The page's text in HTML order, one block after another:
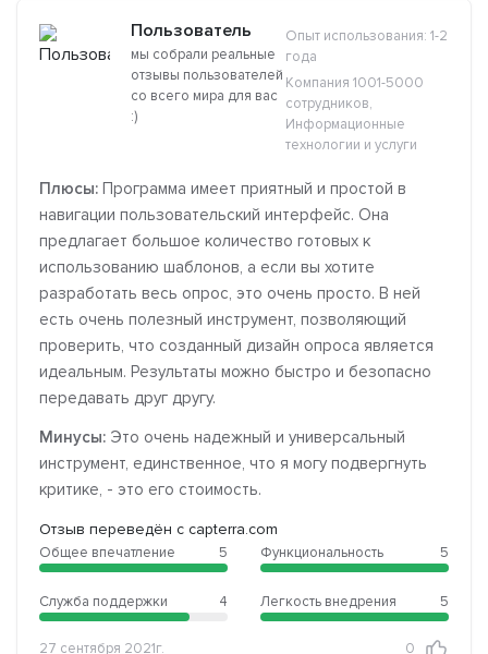
Пользователь
мы собрали реальные
отзывы пользователей
со всего мира для вас
:)
Опыт использования: 1-2
года
Компания 1001-5000
сотрудников,
Информационные
технологии и услуги
Плюсы: Программа имеет приятный и простой в
навигации пользовательский интерфейс. Она
предлагает большое количество готовых к
использованию шаблонов, а если вы хотите
разработать весь опрос, это очень просто. В ней
есть очень полезный инструмент, позволяющий
проверить, что созданный дизайн опроса является
идеальным. Результаты можно быстро и безопасно
передавать друг другу.
Минусы: Это очень надежный и универсальный
инструмент, единственное, что я могу подвергнуть
критике, - это его стоимость.
Отзыв переведён с capterra.com
Общее впечатление 5
Служба поддержки 4
Функциональность 5
Легкость внедрения 5
27 сентября 2021г. 0